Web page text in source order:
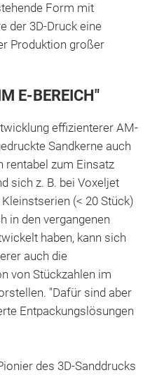
Form mit
der 3D-Druck eine
Produktion großer
E-BEREICH"
effizienterer AM-
Sandkerne auch
rentabel zum Einsatz
sich z. B. bei Voxeljet
(< 20 Stück)
in den vergangenen
haben, kann sich
auch die
von Stückzahlen im
"Dafür sind aber
Entpackungslösungen
des 3D-Sanddrucks